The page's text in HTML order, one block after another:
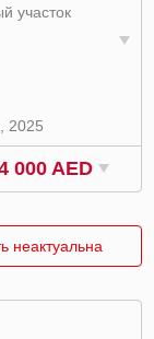
участок
2025
000 AED
неактуальна